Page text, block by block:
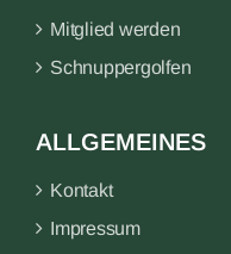
Mitglied werden
Schnuppergolfen
ALLGEMEINES
Kontakt
Impressum